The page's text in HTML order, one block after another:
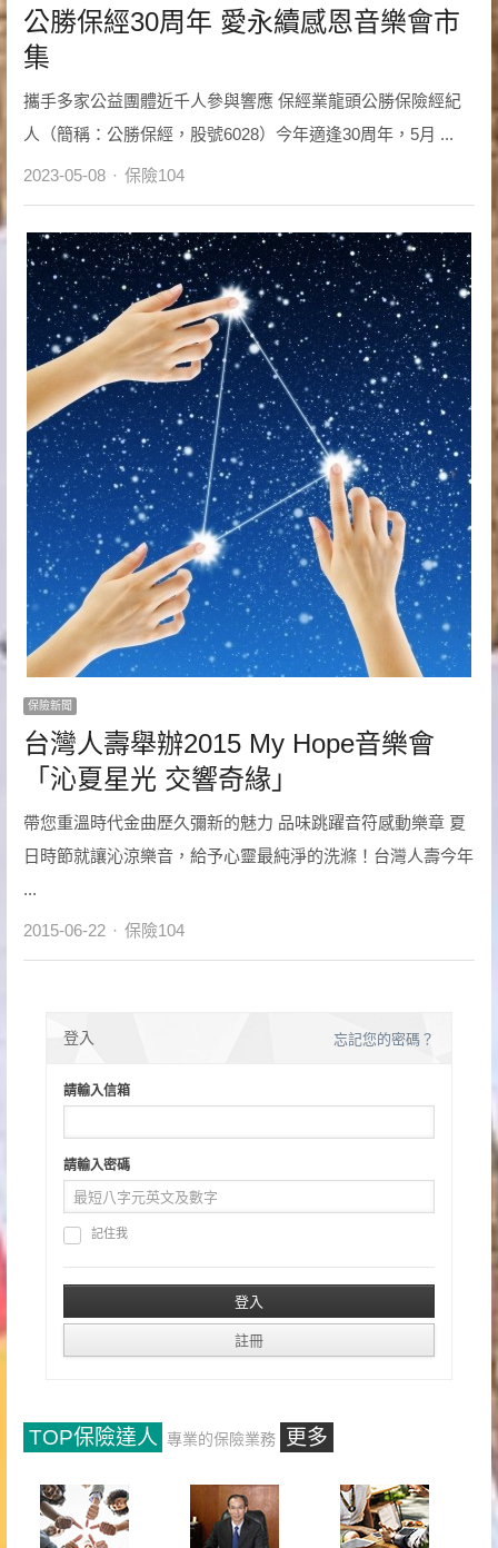
公勝保經30周年 愛永續感恩音樂會市
集
攜手多家公益團體近千人參與響應 保經業龍頭公勝保險經紀
人（簡稱：公勝保經，股號6028）今年適逢30周年，5月 ...
2023-05-08 Author
保險104
保險新聞
台灣人壽舉辦2015 My Hope音樂會
「沁夏星光 交響奇緣」
帶您重溫時代金曲歷久彌新的魅力 品味跳躍音符感動樂章 夏
日時節就讓沁涼樂音，給予心靈最純淨的洗滌！台灣人壽今年
...
2015-06-22 Author
保險104
登入 忘記您的密碼？
請輸入信箱
請輸入密碼
記住我
TOP保險達人 專業的保險業務 更多